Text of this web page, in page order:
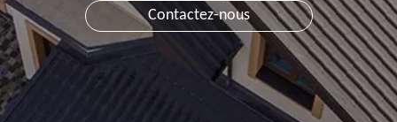
Contactez-nous